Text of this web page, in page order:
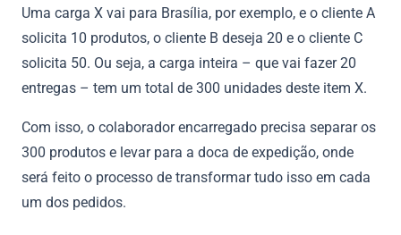
Uma carga X vai para Brasília, por exemplo, e o cliente A
solicita 10 produtos, o cliente B deseja 20 e o cliente C
solicita 50. Ou seja, a carga inteira – que vai fazer 20
entregas – tem um total de 300 unidades deste item X.
Com isso, o colaborador encarregado precisa separar os
300 produtos e levar para a doca de expedição, onde
será feito o processo de transformar tudo isso em cada
um dos pedidos.